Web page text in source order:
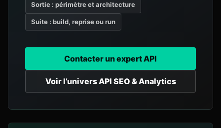
Sortie : périmètre et architecture
Suite : build, reprise ou run
Contacter un expert API
Voir l’univers API SEO & Analytics